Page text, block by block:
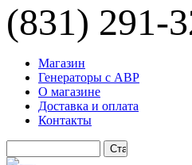
(831) 291-
Магазин
Генераторы с АВР
О магазине
Доставка и оплата
Контакты